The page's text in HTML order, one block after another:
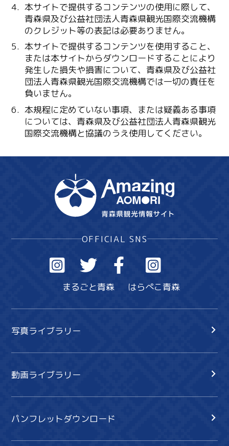
本サイトで提供するコンテンツの使用に際して、
青森県及び公益社団法人青森県観光国際交流機構
のクレジット等の表記は必要ありません。
本サイトで提供するコンテンツを使用すること、
または本サイトからダウンロードすることにより
発生した損失や損害について、青森県及び公益社
団法人青森県観光国際交流機構では一切の責任を
負いません。
本規程に定めていない事項、または疑義ある事項
については、青森県及び公益社団法人青森県観光
国際交流機構と協議のうえ使用してください。
OFFICIAL SNS
まるごと青森 はらぺこ青森
写真ライブラリー
動画ライブラリー
パンフレットダウンロード